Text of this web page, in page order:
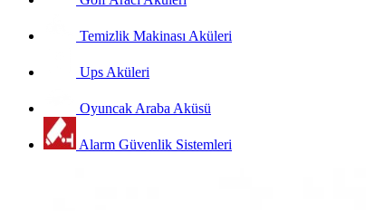
Temizlik Makinası Aküleri
Ups Aküleri
Oyuncak Araba Aküsü
Alarm Güvenlik Sistemleri